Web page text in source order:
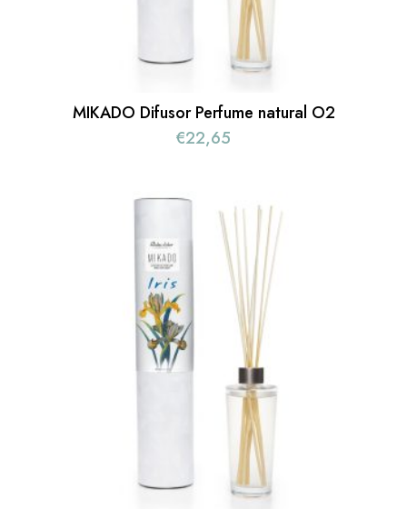
MIKADO Difusor Perfume natural O2
€22,65